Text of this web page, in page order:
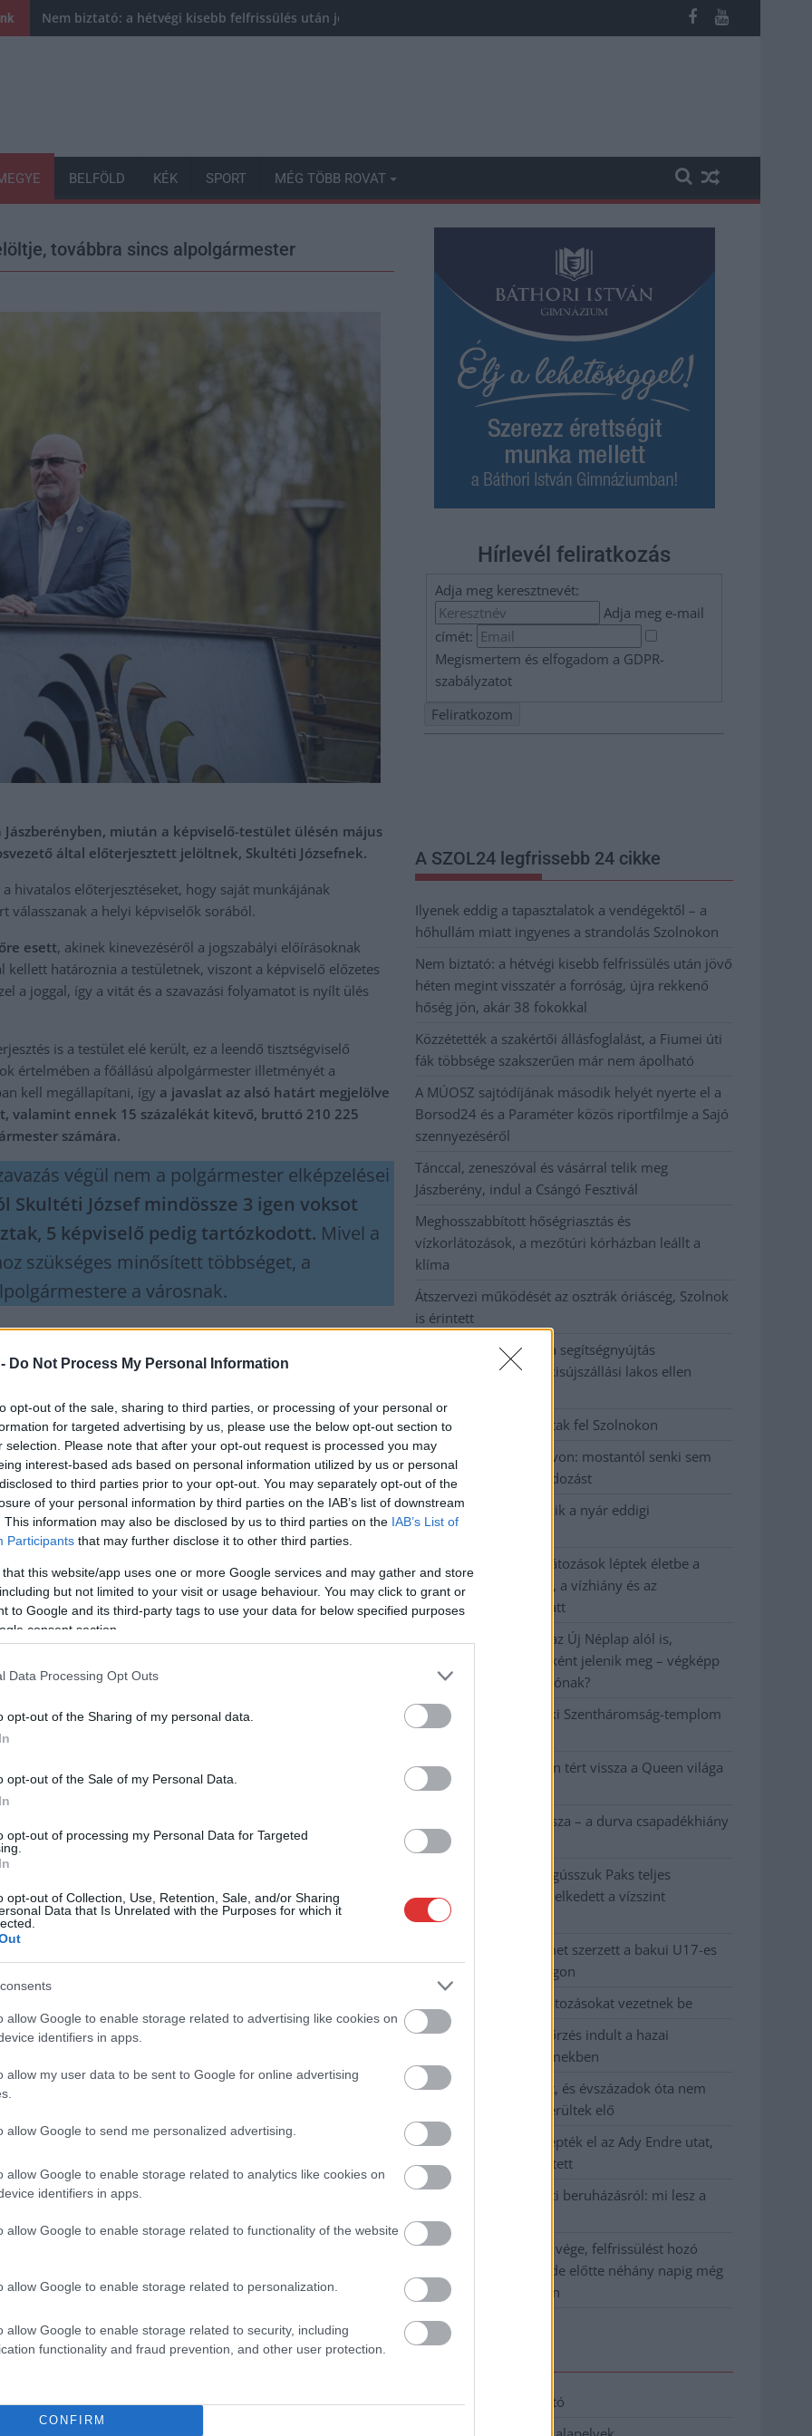
Do Not Process My Personal Information
opt-out of the sale, sharing to third parties, or processing of your personal or
for targeted advertising by us, please use the below opt-out section to
selection. Please note that after your opt-out request is processed you may
interest-based ads based on personal information utilized by us or personal
to third parties prior to your opt-out. You may separately opt-out of the
of your personal information by third parties on the IAB’s list of downstream
This information may also be disclosed by us to third parties on the IAB’s List of
Participants that may further disclose it to other third parties.
that this website/app uses one or more Google services and may gather and store
but not limited to your visit or usage behaviour. You may click to grant or
to Google and its third-party tags to use your data for below specified purposes
consent section.
Data Processing Opt Outs
opt-out of the Sharing of my personal data.
opt-out of the Sale of my Personal Data.
opt-out of processing my Personal Data for Targeted
opt-out of Collection, Use, Retention, Sale, and/or Sharing
Data that Is Unrelated with the Purposes for which it
allow Google to enable storage related to advertising like cookies on
identifiers in apps.
allow my user data to be sent to Google for online advertising
allow Google to send me personalized advertising.
allow Google to enable storage related to analytics like cookies on
identifiers in apps.
allow Google to enable storage related to functionality of the website
allow Google to enable storage related to personalization.
allow Google to enable storage related to security, including
functionality and fraud prevention, and other user protection.
CONFIRM
Nem biztató: a hétvégi kisebb felfrissülés után jövő héten megint visszatér a forróság, újra rekkenő hőség jön, akár 38
BELFÖLD KÉK SPORT MÉG TÖBB ROVAT
továbbra sincs alpolgármester
miután a képviselő-testület ülésén május
által előterjesztett jelöltnek, Skultéti Józsefnek.
hivatalos előterjesztéseket, hogy saját munkájának
válasszanak a helyi képviselők sorából.
esett, akinek kinevezéséről a jogszabályi előírásoknak
határoznia a testületnek, viszont a képviselő előzetes
a joggal, így a vitát és a szavazási folyamatot is nyílt ülés
is a testület elé került, ez a leendő tisztségviselő
értelmében a főállású alpolgármester illetményét a
kell megállapítani, így a javaslat az alsó határt megjelölve
ennek 15 százalékát kitevő, bruttó 210 225
számára.
végül nem a polgármester elképzelései
Skultéti József mindössze 3 igen voksot
5 képviselő pedig tartózkodott. Mivel a
szükséges minősített többséget, a
a városnak.
elkerülné a propagandát, iratkozzon fel hírlevelünkre
,Jászberény,skultéti józsef
Hiába a legutóbbi bravúr, az Olajnak most nem ment,
ezüstérmes lett a Szolnok
Fazekas Adrián
torkollott a
lakos ellen
segítségnyújtás
és bűnpártolás miatt áll
kisújszállási...
2026.08.05.
A nyár eddigi egyik legnehezebb
hőmérséklet veszélyesen magasra
emelkedik, miközben a...
Hírlevél feliratkozás
Adja meg keresztnevét:
Adja meg e-mail
címét:
Megismertem és elfogadom a GDPR-
szabályzatot
A SZOL24 legfrissebb 24 cikke
Ilyenek eddig a tapasztalatok a vendégektől – a
hőhullám miatt ingyenes a strandolás Szolnokon
Nem biztató: a hétvégi kisebb felfrissülés után jövő
héten megint visszatér a forróság, újra rekkenő
hőség jön, akár 38 fokokkal
Közzétették a szakértői állásfoglalást, a Fiumei úti
fák többsége szakszerűen már nem ápolható
A MÚOSZ sajtódíjának második helyét nyerte el a
Borsod24 és a Paraméter közös riportfilmje a Sajó
szennyezéséről
Tánccal, zeneszóval és vásárral telik meg
Jászberény, indul a Csángó Fesztivál
Meghosszabbított hőségriasztás és
vízkorlátozások, a mezőtúri kórházban leállt a
klíma
Átszervezi működését az osztrák óriáscég, Szolnok
is érintett
Tragédiába torkollott a segítségnyújtás
elmulasztása, három kisújszállási lakos ellen
Hatalmas lángok csaptak fel Szolnokon
Vízitraffipax a Tisza-tavon: mostantól senki sem
úszhatja meg a száguldozást
Szolnokra is megérkezik a nyár eddigi
legkeményebb napja
Már Szolnokon is korlátozások léptek életbe a
tartós hatalmas hőség, a vízhiány és az
áramtakarékosság miatt
A NER kihúzta a talajt az Új Néplap alól is,
immáron csak hetilapként jelenik meg – végképp
vége a nyomtatott sajtónak?
Befejeződött a szolnoki Szentháromság-templom
Szimfonikus köntösben tért vissza a Queen világa
a fővárosba
Ilyen, amikor „fél” a Tisza – a durva csapadékhiány
nagyon meglátszik
Lehet, hogy mégis megússzuk Paks teljes
leállítását, némileg emelkedett a vízszint
(VIDEÓVAL)
Tugyi Zétény ezüstérmet szerzett a bakui U17-es
birkózó-világbajnokságon
Jászberényben is korlátozásokat vezetnek be
Átfogó országos ellenőrzés indult a hazai
akkumulátoripari üzemekben
A Tisza visszahúzódott, és évszázadok óta nem
látott maradványok kerültek elő
Mentők és rendőrök lepték el az Ady Endre utat,
egy kerékpáros is érintett
Parázs vita a Fiumei úti beruházásról: mi lesz a
Végre látszik az alagút vége, felfrissülést hozó
hidegfront közeledik, de előtte néhány napig még
pokoli rekordhőség jön
Elérhetőség
Adatkezelési tájékoztató